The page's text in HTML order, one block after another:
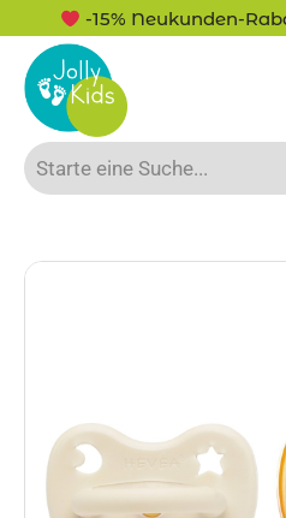
-15% Neukunden-